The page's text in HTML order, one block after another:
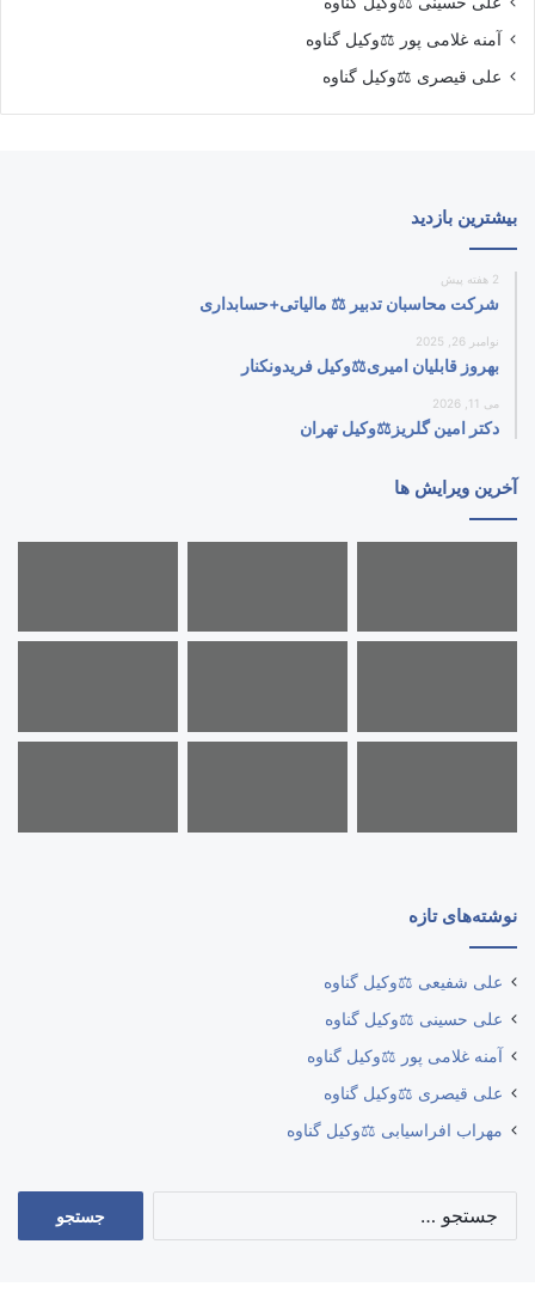
آمنه غلامی پور ⚖️وکیل گناوه
علی قیصری ⚖️وکیل گناوه
بیشترین بازدید
2 هفته پیش
شرکت محاسبان تدبیر ⚖️ مالیاتی+حسابداری
نوامبر 26, 2025
بهروز قابلیان امیری⚖️وکیل فریدونکنار
می 11, 2026
دکتر امین گلریز⚖️وکیل تهران
آخرین ویرایش ها
نوشته‌های تازه
علی شفیعی ⚖️وکیل گناوه
علی حسینی ⚖️وکیل گناوه
آمنه غلامی پور ⚖️وکیل گناوه
علی قیصری ⚖️وکیل گناوه
مهراب افراسیابی ⚖️وکیل گناوه